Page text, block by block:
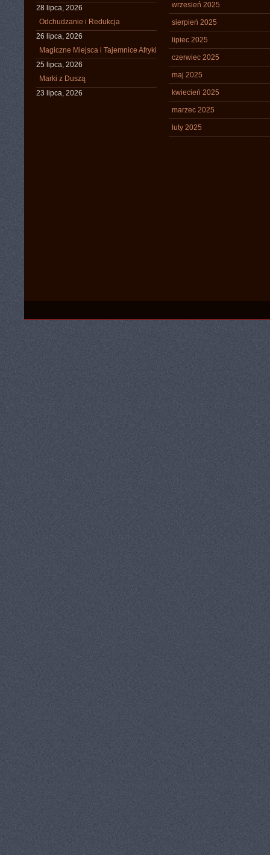
28 lipca, 2026
Odchudzanie i Redukcja
26 lipca, 2026
Magiczne Miejsca i Tajemnice Afryki
25 lipca, 2026
Marki z Duszą
23 lipca, 2026
wrzesień 2025
sierpień 2025
lipiec 2025
czerwiec 2025
maj 2025
kwiecień 2025
marzec 2025
luty 2025